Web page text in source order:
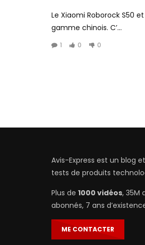
Le Xiaomi Roborock S50
gamme chinois. C’...
1 0 0
Avis-Express est un blog
tests de produits
Plus de 1000 vidéos, 35M
abonnés, 7 ans
ME CONTACTER